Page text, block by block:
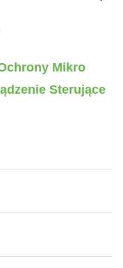
Mikro
Sterujące